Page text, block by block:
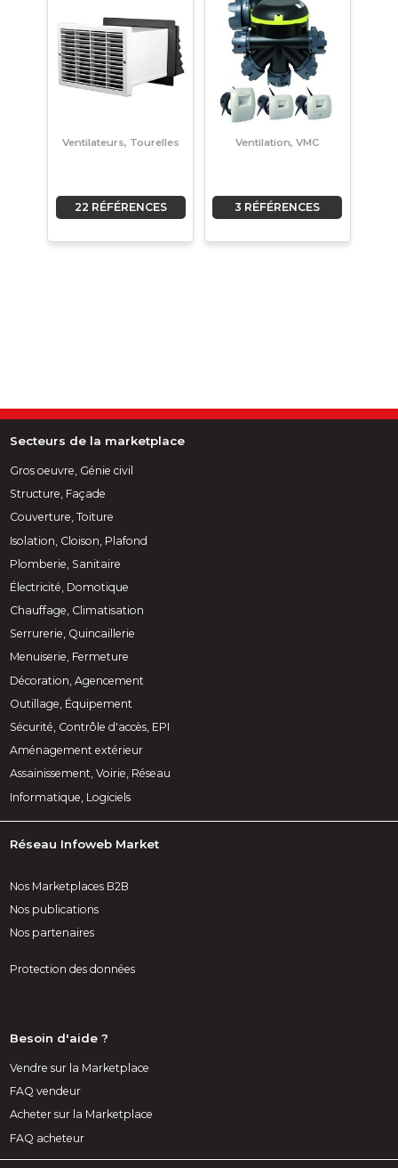
Ventilateurs, Tourelles
22 RÉFÉRENCES
Ventilation, VMC
3 RÉFÉRENCES
Secteurs de la marketplace
Gros oeuvre, Génie civil
Structure, Façade
Couverture, Toiture
Isolation, Cloison, Plafond
Plomberie, Sanitaire
Électricité, Domotique
Chauffage, Climatisation
Serrurerie, Quincaillerie
Menuiserie, Fermeture
Décoration, Agencement
Outillage, Équipement
Sécurité, Contrôle d'accès, EPI
Aménagement extérieur
Assainissement, Voirie, Réseau
Informatique, Logiciels
Réseau Infoweb Market
Nos Marketplaces B2B
Nos publications
Nos partenaires
Protection des données
Besoin d'aide ?
Vendre sur la Marketplace
FAQ vendeur
Acheter sur la Marketplace
FAQ acheteur